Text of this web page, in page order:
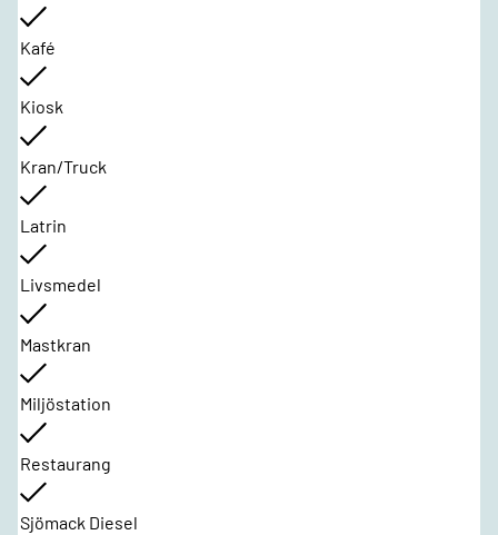
Kafé
Kiosk
Kran/Truck
Latrin
Livsmedel
Mastkran
Miljöstation
Restaurang
Sjömack Diesel